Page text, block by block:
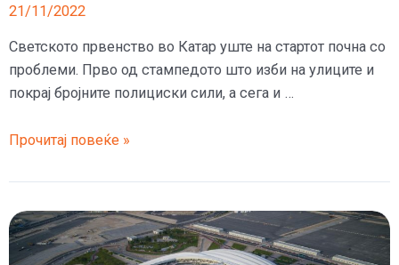
21/11/2022
Светското првенство во Катар уште на стартот почна со
проблеми. Прво од стампедото што изби на улиците и
покрај бројните полициски сили, а сега и …
Десет
спремаат
пуч
против
ФИФА,
Прочитај повеќе »